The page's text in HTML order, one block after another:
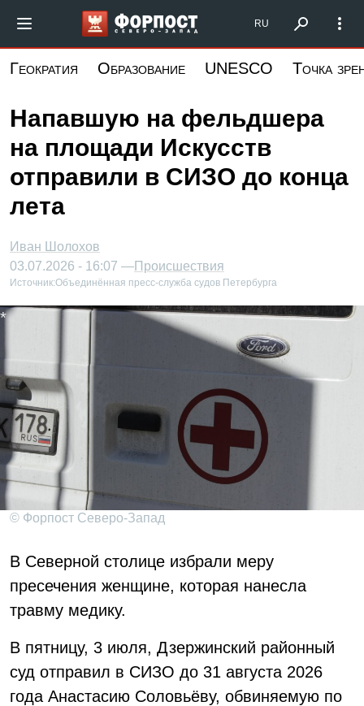
основному
Форпост Северо-Запад
RU
Геократия Образование UNESCO Точка
Напавшую на фельдшера
на площади Искусств
отправили в СИЗО до конца
лета
Иван Шолохов
03.07.2026 - 16:07 —Происшествия
Источник:Объединённая пресс-служба судов Петербурга
© Форпост Северо-Запад
В Северной столице избрали меру
пресечения женщине, которая нанесла
травму медику.
В пятницу, 3 июля, Дзержинский районный
суд отправил в СИЗО до 31 августа 2026
года Анастасию Соловьёву, обвиняемую по